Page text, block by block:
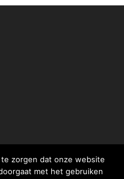
zorgen dat onze website
met het gebruiken